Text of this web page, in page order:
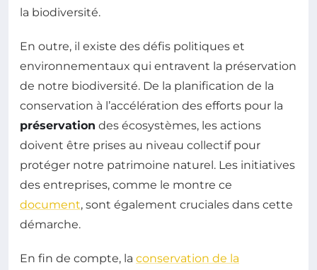
la biodiversité.
En outre, il existe des défis politiques et
environnementaux qui entravent la préservation
de notre biodiversité. De la planification de la
conservation à l’accélération des efforts pour la
préservation des écosystèmes, les actions
doivent être prises au niveau collectif pour
protéger notre patrimoine naturel. Les initiatives
des entreprises, comme le montre ce
document, sont également cruciales dans cette
démarche.
En fin de compte, la conservation de la